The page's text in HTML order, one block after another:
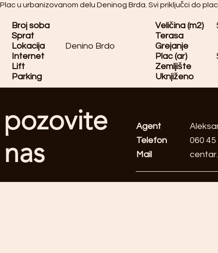
Plac u urbanizovanom delu Deninog Brda. Svi priključci do
Broj soba Veličina (m2)
Sprat
Terasa
Lokacija
Denino Brdo
Grejanje
Internet
Plac (ar)
Lift
Zemljište
Parking
Uknjiženo
pozovite
nas
Agent
Telefon
060 45
Mail